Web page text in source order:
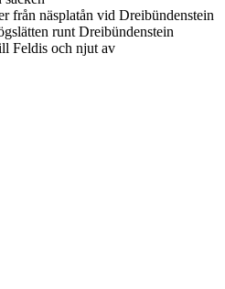
från näsplatån vid Dreibündenstein
runt Dreibündenstein
Feldis och njut av